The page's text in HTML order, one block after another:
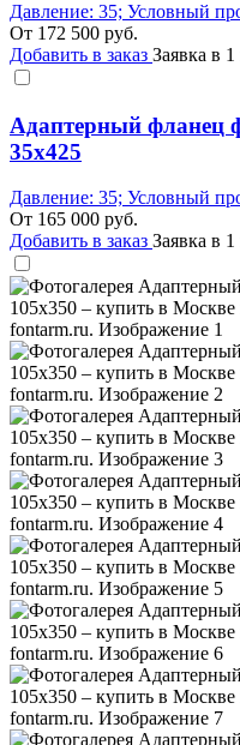
Давление: 35; Условный
От 172 500 руб.
Добавить в заказ Заявка в
Адаптерный фланец
35x425
Давление: 35; Условный
От 165 000 руб.
Добавить в заказ Заявка в